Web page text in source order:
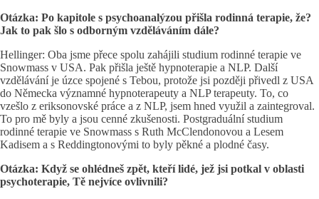
Otázka: Po kapitole s psychoanalýzou přišla rodinná terapie, že?
Jak to pak šlo s odborným vzděláváním dále?
Hellinger: Oba jsme přece spolu zahájili studium rodinné terapie ve
Snowmass v USA. Pak přišla ještě hypnoterapie a NLP. Další
vzdělávání je úzce spojené s Tebou, protože jsi později přivedl z USA
do Německa významné hypnoterapeuty a NLP terapeuty. To, co
vzešlo z eriksonovské práce a z NLP, jsem hned využil a zaintegroval.
To pro mě byly a jsou cenné zkušenosti. Postgraduální studium
rodinné terapie ve Snowmass s Ruth McClendonovou a Lesem
Kadisem a s Reddingtonovými to byly pěkné a plodné časy.
Otázka: Když se ohlédneš zpět, kteří lidé, jež jsi potkal v oblasti
psychoterapie, Tě nejvíce ovlivnili?